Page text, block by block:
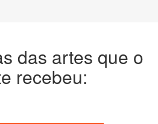
das artes que o
recebeu: